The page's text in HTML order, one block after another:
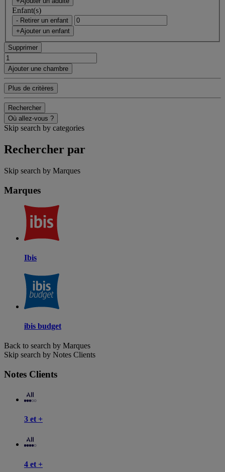
Enfant(s)
- Retirer un enfant
+Ajouter un enfant
Supprimer
Ajouter une chambre
Plus de critères
Rechercher
Où allez-vous ?
Skip search by categories
Rechercher par
Skip search by Marques
Marques
Ibis
ibis budget
Back to search by Marques
Skip search by Notes Clients
Notes Clients
3 et +
4 et +